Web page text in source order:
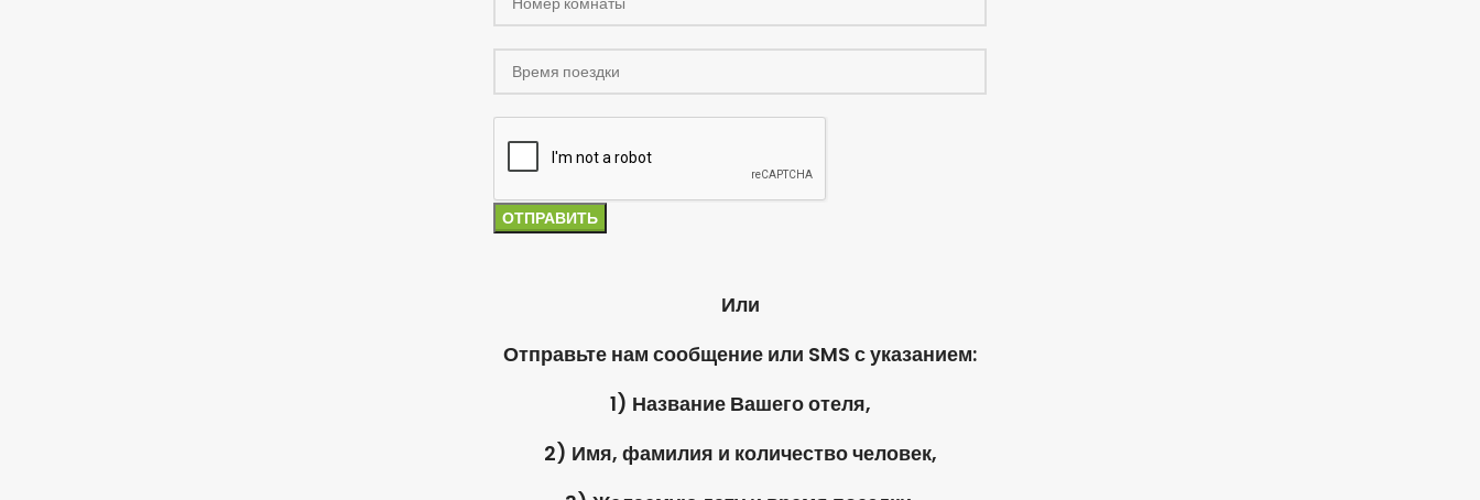
Или
Отправьте нам сообщение или SMS с указанием:
1) Название Вашего отеля,
2) Имя, фамилия и количество человек,